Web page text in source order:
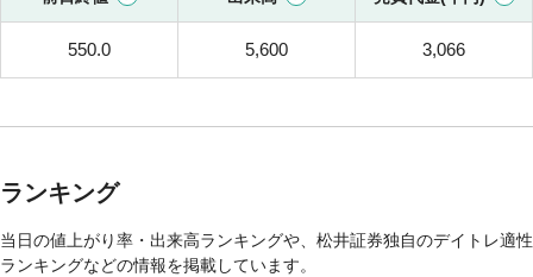
550.0 5,600 3,066
ランキング
当日の値上がり率・出来高ランキングや、松井証券独自のデイトレ適性
ランキングなどの情報を掲載しています。